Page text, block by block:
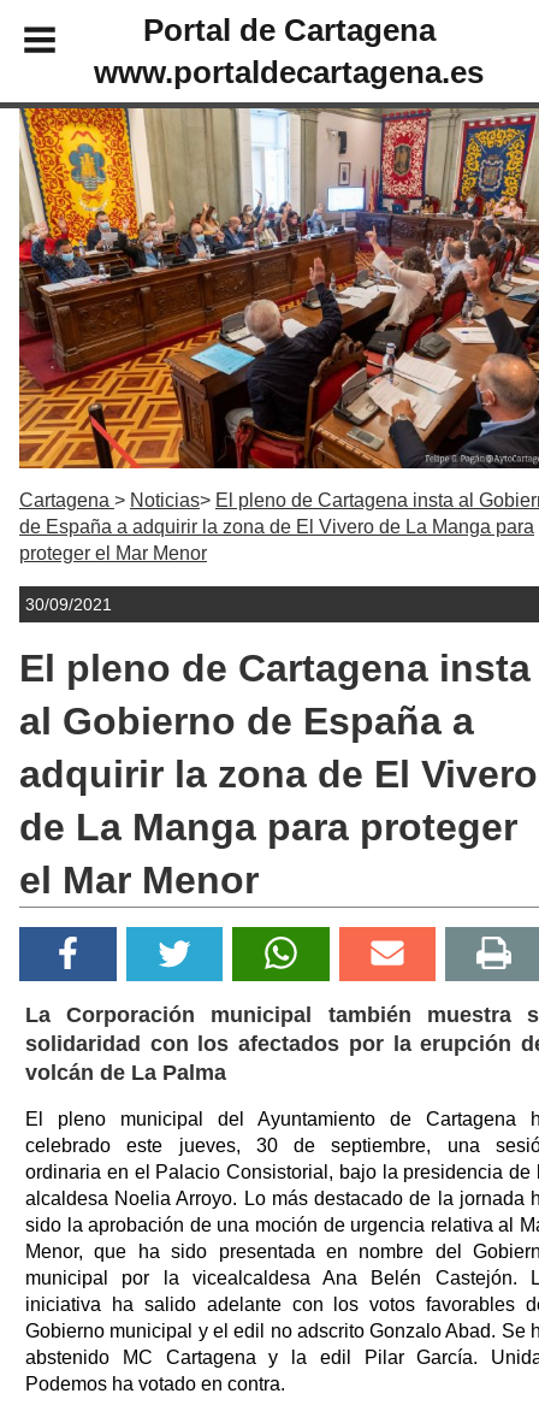
Portal de Cartagena
www.portaldecartagena.es
Cartagena Noticias
El pleno de Cartagena insta al
de España a adquirir la zona de El Vivero de La Manga para
proteger el Mar Menor
30/09/2021
El pleno de Cartagena insta
al Gobierno de España a
adquirir la zona de El Vivero
de La Manga para proteger
el Mar Menor
La Corporación municipal también muestra
solidaridad con los afectados por la erupción
volcán de La Palma
El pleno municipal del Ayuntamiento de Cartagena
celebrado este jueves, 30 de septiembre, una
ordinaria en el Palacio Consistorial, bajo la presidencia de
alcaldesa Noelia Arroyo. Lo más destacado de la jornada
sido la aprobación de una moción de urgencia relativa al
Menor, que ha sido presentada en nombre del
municipal por la vicealcaldesa Ana Belén Castejón.
iniciativa ha salido adelante con los votos favorables
Gobierno municipal y el edil no adscrito Gonzalo Abad. Se
abstenido MC Cartagena y la edil Pilar García.
Podemos ha votado en contra.